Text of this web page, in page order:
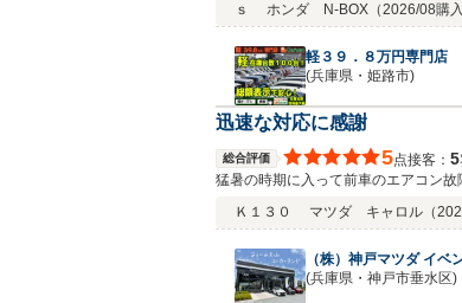
ｓ ホンダ N-BOX （2026/08購入
軽３９．８万円専門
(兵庫県・姫路市)
迅速な対応に感謝
総合評価 5点接客： 5
猛暑の時期に入って前車のエアコン
ービスも充実してきているようで、
Ｋ１３０ マツダ キャロル （
（株）神戸マツダ イ
(兵庫県・神戸市垂水区)